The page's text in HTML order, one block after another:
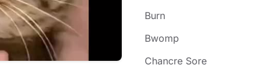
Burn
Bwomp
Chancre Sore